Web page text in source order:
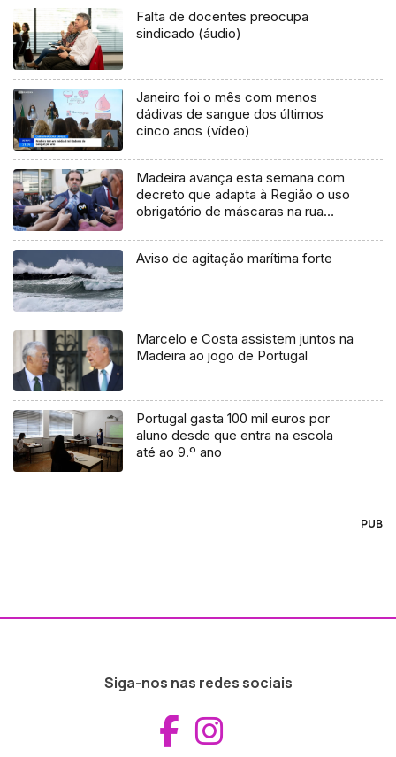
Falta de docentes preocupa
sindicado (áudio)
Janeiro foi o mês com menos
dádivas de sangue dos últimos
cinco anos (vídeo)
Madeira avança esta semana com
decreto que adapta à Região o uso
obrigatório de máscaras na rua
Aviso de agitação marítima forte
Marcelo e Costa assistem juntos na
Madeira ao jogo de Portugal
Portugal gasta 100 mil euros por
aluno desde que entra na escola
até ao 9.º ano
PUB
Siga-nos nas redes sociais
Aceder ao